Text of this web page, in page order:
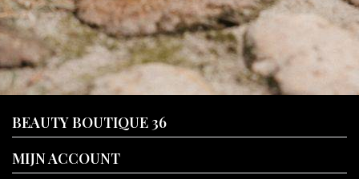
BEAUTY BOUTIQUE 36
MIJN ACCOUNT